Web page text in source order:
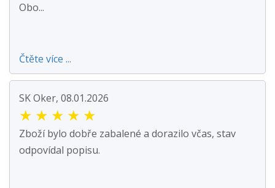
Obo...
Čtěte více ...
SK Oker, 08.01.2026
★ ★ ★ ★ ★
Zboží bylo dobře zabalené a dorazilo včas, stav
odpovídal popisu.